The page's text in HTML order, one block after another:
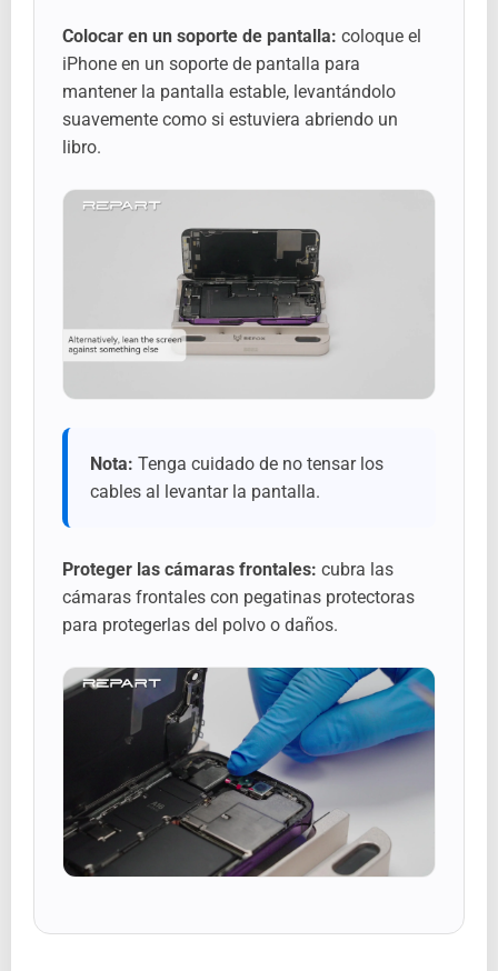
Colocar en un soporte de pantalla: coloque el
iPhone en un soporte de pantalla para
mantener la pantalla estable, levantándolo
suavemente como si estuviera abriendo un
libro.
Nota: Tenga cuidado de no tensar los
cables al levantar la pantalla.
Proteger las cámaras frontales: cubra las
cámaras frontales con pegatinas protectoras
para protegerlas del polvo o daños.